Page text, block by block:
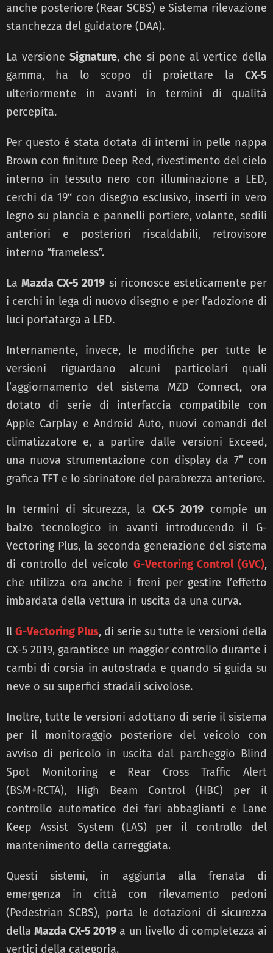
anche posteriore (Rear SCBS) e Sistema rilevazione
stanchezza del guidatore (DAA).
La versioneSignature, che si pone al vertice della
gamma, ha lo scopo di proiettare la CX-5
ulteriormente in avanti in termini di qualità
percepita.
Per questo è stata dotata di interni in pelle nappa
Brown con finiture Deep Red, rivestimento del cielo
interno in tessuto nero con illuminazione a LED,
cerchi da 19“ con disegno esclusivo, inserti in vero
legno su plancia e pannelli portiere, volante, sedili
anteriori e posteriori riscaldabili, retrovisore
interno “frameless”.
LaMazda CX-5 2019 si riconosce esteticamente per
i cerchi in lega di nuovo disegno e per l’adozione di
luci portatarga a LED.
Internamente, invece, le modifiche per tutte le
versioni riguardano alcuni particolari quali
l’aggiornamento del sistema MZD Connect, ora
dotato di serie di interfaccia compatibile con
Apple Carplay e Android Auto, nuovi comandi del
climatizzatore e, a partire dalle versioni Exceed,
una nuova strumentazione con display da 7” con
grafica TFT e lo sbrinatore del parabrezza anteriore.
In termini di sicurezza, la CX-5 2019 compie un
balzo tecnologico in avanti introducendo il G-
Vectoring Plus, la seconda generazione del sistema
di controllo del veicolo G-Vectoring Control (GVC),
che utilizza ora anche i freni per gestire l’effetto
imbardata della vettura in uscita da una curva.
Il G-Vectoring Plus, di serie su tutte le versioni della
CX-5 2019, garantisce un maggior controllo durante i
cambi di corsia in autostrada e quando si guida su
neve o su superfici stradali scivolose.
Inoltre, tutte le versioni adottano di serie il sistema
per il monitoraggio posteriore del veicolo con
avviso di pericolo in uscita dal parcheggio Blind
Spot Monitoring e Rear Cross Traffic Alert
(BSM+RCTA), High Beam Control (HBC) per il
controllo automatico dei fari abbaglianti e Lane
Keep Assist System (LAS) per il controllo del
mantenimento della carreggiata.
Questi sistemi, in aggiunta alla frenata di
emergenza in città con rilevamento pedoni
(Pedestrian SCBS), porta le dotazioni di sicurezza
dellaMazda CX-5 2019 a un livello di completezza ai
vertici della categoria.